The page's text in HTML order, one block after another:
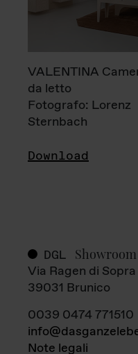
VALENTINA
da letto
Fotografo: Lorenz
Sternbach
Download
DGL Showroom
Via Ragen di Sopra
39031 Brunico
0039 0474 771510
Note legali